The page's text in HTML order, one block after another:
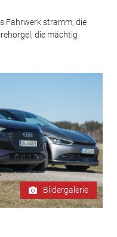
Fahrwerk stramm, die
die mächtig
Bildergalerie